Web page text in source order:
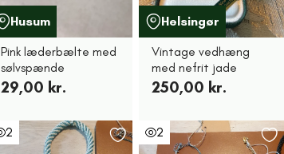
Husum
Pink læderbælte med
sølvspænde
29,00 kr.
Helsingør
Vintage vedhæng
med nefrit jade
250,00 kr.
2 2